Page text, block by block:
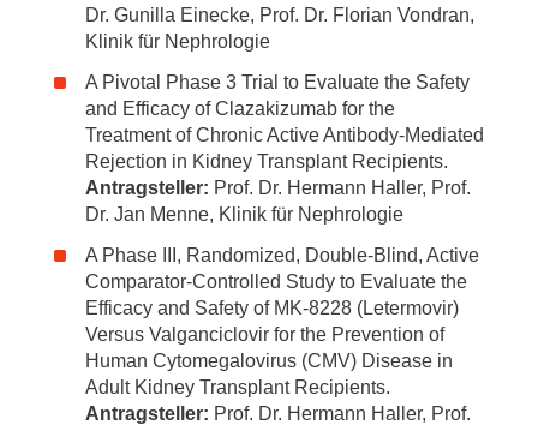
Dr. Gunilla Einecke, Prof. Dr. Florian Vondran,
Klinik für Nephrologie
A Pivotal Phase 3 Trial to Evaluate the Safety
and Efficacy of Clazakizumab for the
Treatment of Chronic Active Antibody-Mediated
Rejection in Kidney Transplant Recipients.
Antragsteller: Prof. Dr. Hermann Haller, Prof.
Dr. Jan Menne, Klinik für Nephrologie
A Phase III, Randomized, Double-Blind, Active
Comparator-Controlled Study to Evaluate the
Efficacy and Safety of MK-8228 (Letermovir)
Versus Valganciclovir for the Prevention of
Human Cytomegalovirus (CMV) Disease in
Adult Kidney Transplant Recipients.
Antragsteller: Prof. Dr. Hermann Haller, Prof.